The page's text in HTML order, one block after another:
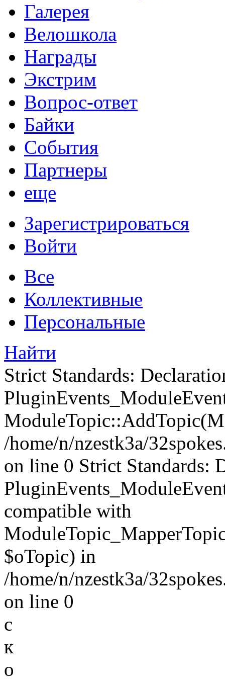
Галерея
Велошкола
Награды
Экстрим
Вопрос-ответ
Байки
События
Партнеры
еще
Зарегистрироваться
Войти
Все
Коллективные
Персональные
Найти
Strict Standards:
/home/n/nzestk3a/
on line 0 Strict Standards:
compatible with
$oTopic) in
/home/n/nzestk3a/
on line 0
с
к
о